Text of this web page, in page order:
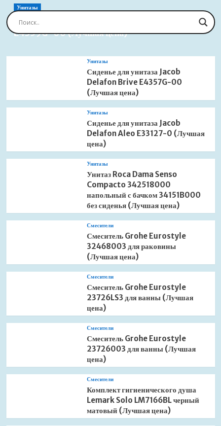
Унитазы
Сиденье для унитаза Jacob Delafon Brive
E4359G-00 (Лучшая цена)
Унитазы
Сиденье для унитаза Jacob
Delafon Brive E4357G-00
(Лучшая цена)
Унитазы
Сиденье для унитаза Jacob
Delafon Aleo E33127-0 (Лучшая
цена)
Унитазы
Унитаз Roca Dama Senso
Compacto 342518000
напольный с бачком 34151B000
без сиденья (Лучшая цена)
Смесители
Смеситель Grohe Eurostyle
32468003 для раковины
(Лучшая цена)
Смесители
Смеситель Grohe Eurostyle
23726LS3 для ванны (Лучшая
цена)
Смесители
Смеситель Grohe Eurostyle
23726003 для ванны (Лучшая
цена)
Смесители
Комплект гигиенического душа
Lemark Solo LM7166BL черный
матовый (Лучшая цена)